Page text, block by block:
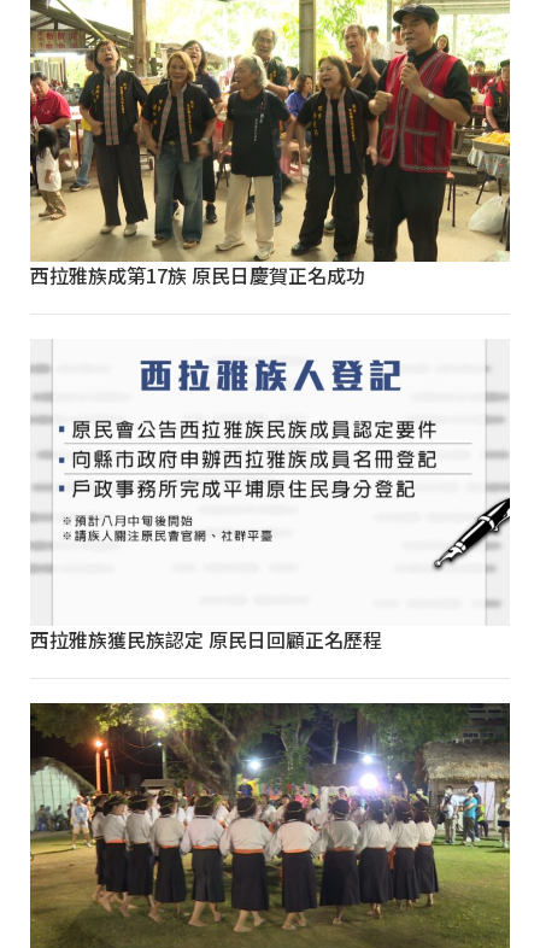
西拉雅族成第17族 原民日慶賀正名成功
西拉雅族獲民族認定 原民日回顧正名歷程